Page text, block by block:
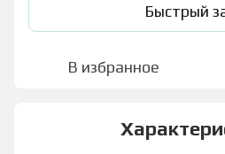
Быстрый
В избранное